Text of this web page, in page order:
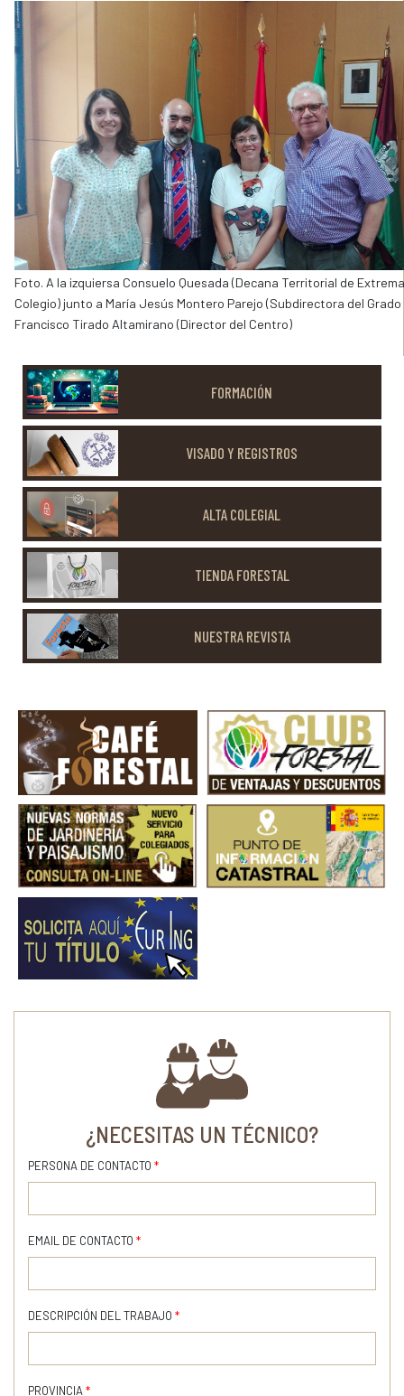
Foto. A la izquiersa Consuelo Quesada (Decana Territorial de
Colegio) junto a María Jesús Montero Parejo (Subdirectora del
Francisco Tirado Altamirano (Director del Centro)
FORMACIÓN
VISADO Y REGISTROS
ALTA COLEGIAL
TIENDA FORESTAL
NUESTRA REVISTA
¿NECESITAS UN TÉCNICO?
PERSONA DE CONTACTO *
EMAIL DE CONTACTO *
DESCRIPCIÓN DEL TRABAJO *
PROVINCIA *